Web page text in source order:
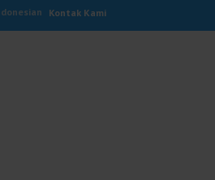
Kontak Kami